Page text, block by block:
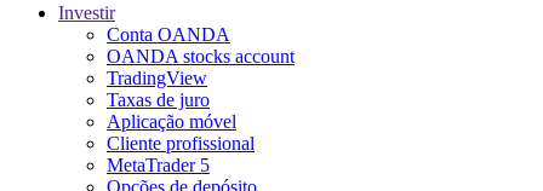
Investir
Conta OANDA
OANDA stocks account
TradingView
Taxas de juro
Aplicação móvel
Cliente profissional
MetaTrader 5
Opções de depósito